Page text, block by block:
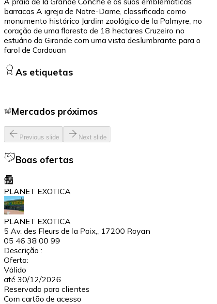
barracas A igreja de Notre-Dame, classificada como
monumento histórico Jardim zoológico de la Palmyre, no
coração de uma floresta de 18 hectares Cruzeiro no
estuário da Gironde com uma vista deslumbrante para o
farol de Cordouan
As etiquetas
Mercados próximos
Previous slide Next slide
Boas ofertas
PLANET EXOTICA
PLANET EXOTICA
5 Av. des Fleurs de la Paix,, 17200 Royan
05 46 38 00 99
Descrição :
Oferta:
Válido
até 30/12/2026
Reservado para clientes
Com cartão de acesso